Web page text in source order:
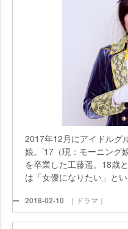
2017年12月にアイドルグ
娘。’17（現：モーニング
を卒業した工藤遥。18歳
は「女優になりたい」と
2018-02-10 ｜ドラマ｜